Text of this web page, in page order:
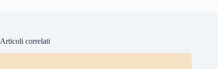
Articoli correlati